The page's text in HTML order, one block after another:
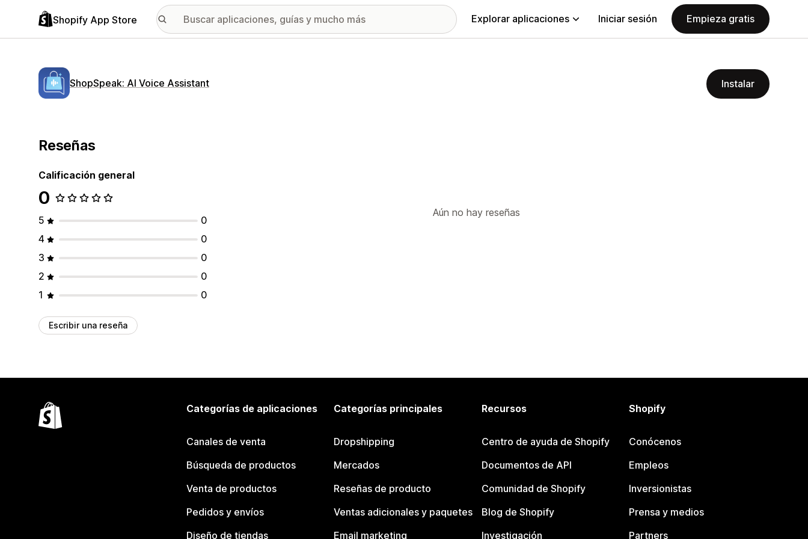
Shopify App Store Explorar aplicaciones Iniciar sesión Empieza gratis
ShopSpeak: AI Voice Assistant Instalar
Reseñas
Calificación general
0
5
0
4
0
3
0
2
0
1
0
Escribir una reseña
Aún no hay reseñas
Categorías de aplicaciones
Canales de venta
Búsqueda de productos
Venta de productos
Pedidos y envíos
Diseño de tiendas
Categorías principales
Dropshipping
Mercados
Reseñas de producto
Ventas adicionales y paquetes
Email marketing
Recursos
Centro de ayuda de Shopify
Documentos de API
Comunidad de Shopify
Blog de Shopify
Investigación
Shopify
Conócenos
Empleos
Inversionistas
Prensa y medios
Partners